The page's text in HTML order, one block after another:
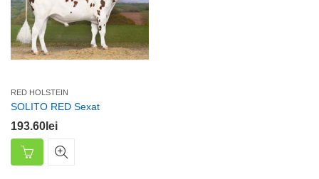
RED HOLSTEIN
SOLITO RED Sexat
193.60 lei